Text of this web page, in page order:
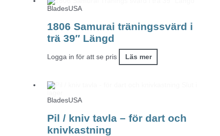
BladesUSA
1806 Samurai träningssvärd i
trä 39″ Längd
Logga in för att se pris Läs mer
BladesUSA
Pil / kniv tavla – för dart och
knivkastning